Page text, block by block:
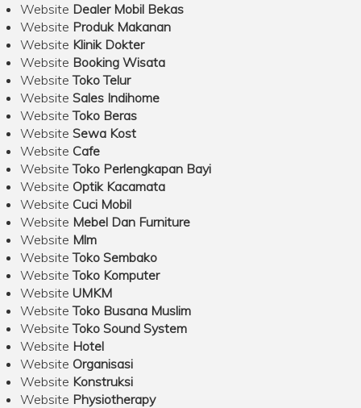
Website Dealer Mobil Bekas
Website Produk Makanan
Website Klinik Dokter
Website Booking Wisata
WebsiteToko Telur
Website Sales Indihome
WebsiteToko Beras
Website Sewa Kost
Website Cafe
WebsiteToko Perlengkapan Bayi
Website Optik Kacamata
Website Cuci Mobil
Website Mebel Dan Furniture
Website Mlm
WebsiteToko Sembako
WebsiteToko Komputer
Website UMKM
WebsiteToko Busana Muslim
WebsiteToko Sound System
Website Hotel
Website Organisasi
Website Konstruksi
Website Physiotherapy